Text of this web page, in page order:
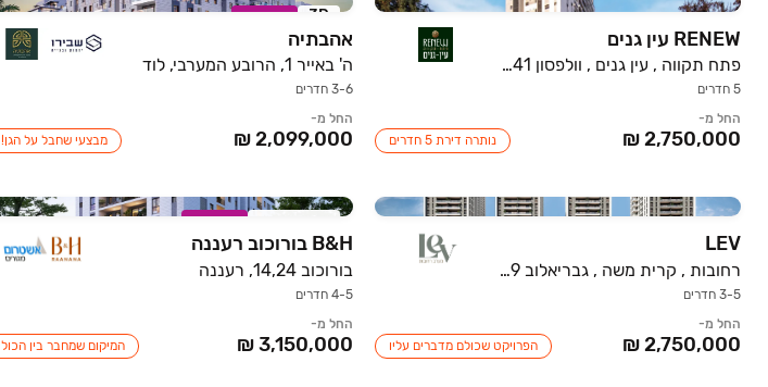
RENEW עין גנים
פתח תקווה , עין גנים , וולפסון 39-41
5 חדרים
החל מ-
נותרה דירת 5 חדרים
3D במבצע
אהבתיה
ה' באייר 1, הרובע המערבי, לוד
3-6 חדרים
החל מ-
מבצעי שחבל על הגן!
LEV
רחובות , קרית משה , גבריאלוב 19-29
3-5 חדרים
החל מ-
הפרויקט שכולם מדברים עליו
במבצע
B&H בורוכוב רעננה
בורוכוב 14,24, רעננה
4-5 חדרים
החל מ-
המיקום שמחבר בין הכול